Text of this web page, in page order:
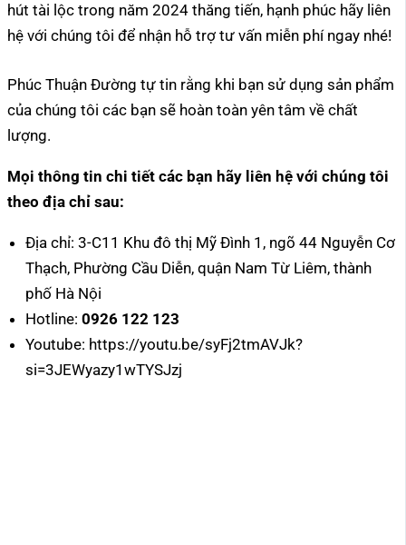
hút tài lộc trong năm 2024 thăng tiến, hạnh phúc hãy liên
hệ với chúng tôi để nhận hỗ trợ tư vấn miễn phí ngay nhé!
Phúc Thuận Đường tự tin rằng khi bạn sử dụng sản phẩm
của chúng tôi các bạn sẽ hoàn toàn yên tâm về chất
lượng.
Mọi thông tin chi tiết các bạn hãy liên hệ với chúng tôi
theo địa chỉ sau:
Địa chỉ: 3-C11 Khu đô thị Mỹ Đình 1, ngõ 44 Nguyễn Cơ
Thạch, Phường Cầu Diễn, quận Nam Từ Liêm, thành
phố Hà Nội
Hotline: 0926 122 123
Youtube: https://youtu.be/syFj2tmAVJk?
si=3JEWyazy1wTYSJzj